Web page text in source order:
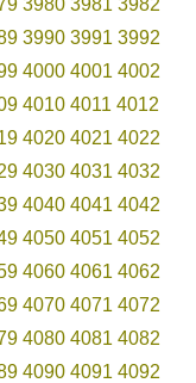
3980 3981 3982
3990 3991 3992
4000 4001 4002
4010 4011 4012
4020 4021 4022
4030 4031 4032
4040 4041 4042
4050 4051 4052
4060 4061 4062
4070 4071 4072
4080 4081 4082
4090 4091 4092